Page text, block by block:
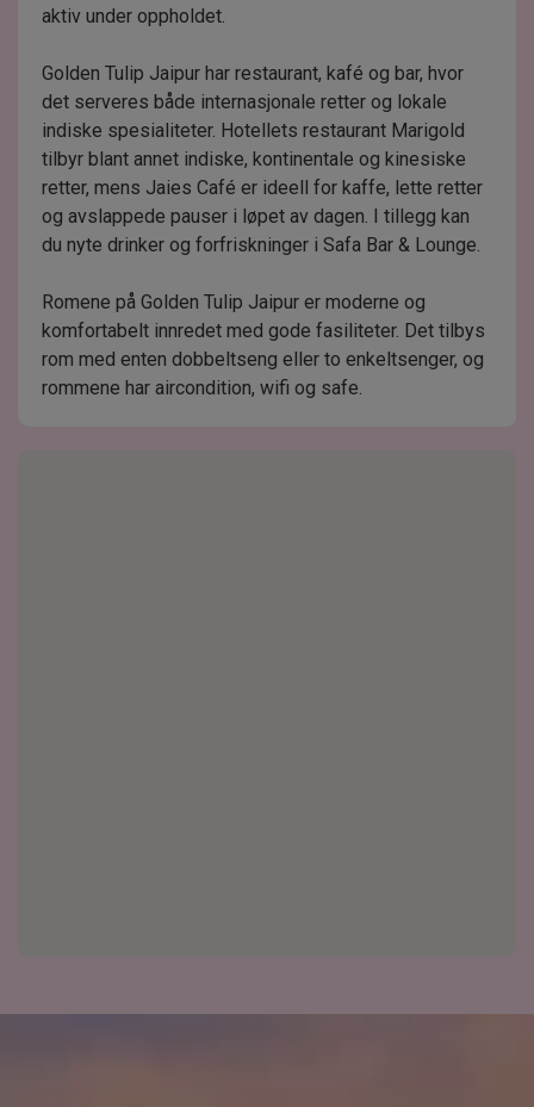
aktiv under oppholdet.
Golden Tulip Jaipur har restaurant, kafé og bar, hvor
det serveres både internasjonale retter og lokale
indiske spesialiteter. Hotellets restaurant Marigold
tilbyr blant annet indiske, kontinentale og kinesiske
retter, mens Jaies Café er ideell for kaffe, lette retter
og avslappede pauser i løpet av dagen. I tillegg kan
du nyte drinker og forfriskninger i Safa Bar & Lounge.
Romene på Golden Tulip Jaipur er moderne og
komfortabelt innredet med gode fasiliteter. Det tilbys
rom med enten dobbeltseng eller to enkeltsenger, og
rommene har aircondition, wifi og safe.